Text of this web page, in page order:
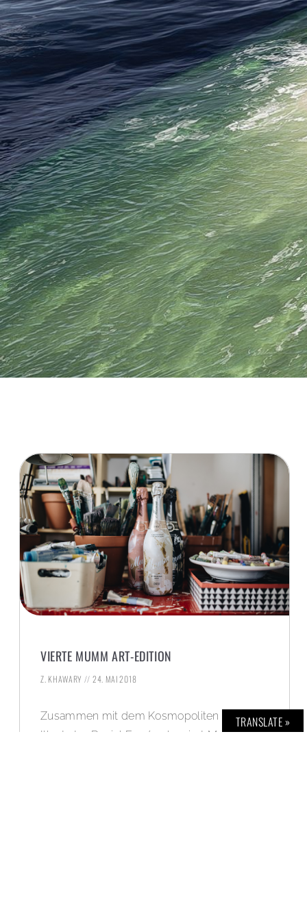
VIERTE MUMM ART-EDITION
Z. KHAWARY 24. MAI 2018
Zusammen mit dem Kosmopoliten und
Illustrator Daniel Egnéus lanciert Mumm die
TRANSLATE »